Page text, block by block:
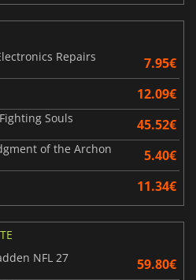
Repairs
7.95€
12.09€
Souls 45.52€
of the Archon 5.40€
11.34€
NFL 27
59.80€